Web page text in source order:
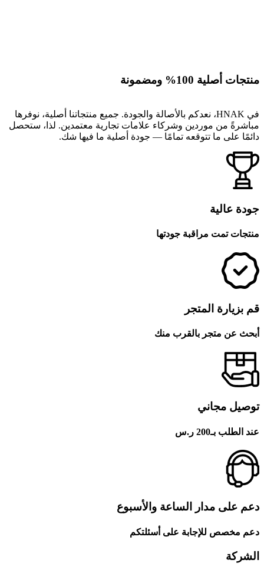
منتجات أصلية 100% ومضمونة
في HNAK، نعدكم بالأصالة والجودة. جميع منتجاتنا أصلية، نوفرها
مباشرةً من موردين وشركاء علامات تجارية معتمدين. لذا، ستحصل
دائمًا على ما تتوقعه تمامًا — جودة أصلية ما فيها شك.
جودة عالية
منتجات تمت مراقبة جودتها
قم بزيارة المتجر
أبحث عن متجر بالقرب منك
توصيل مجاني
عند الطلب بـ200 ر.س
دعم على مدار الساعة والأسبوع
دعم مخصص للإجابة على أسئلتكم
الشركة